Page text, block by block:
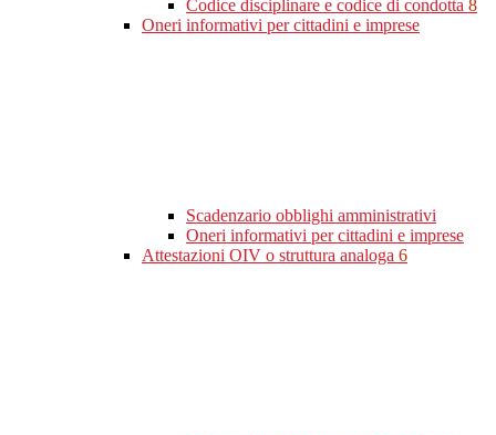
Codice disciplinare e codice di condotta 8
Oneri informativi per cittadini e imprese
Scadenzario obblighi amministrativi
Oneri informativi per cittadini e imprese
Attestazioni OIV o struttura analoga 6